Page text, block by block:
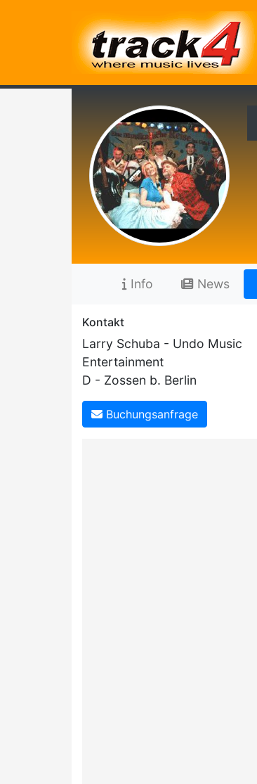
Info News
Kontakt
Larry Schuba - Undo Music
Entertainment
D - Zossen b. Berlin
Buchungsanfrage